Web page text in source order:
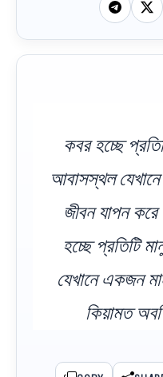
কবর হচ্ছে
আবাসস্থল
জীবন যাপন
হচ্ছে প্রতিটি
যেখানে একজন
কিয়ামত